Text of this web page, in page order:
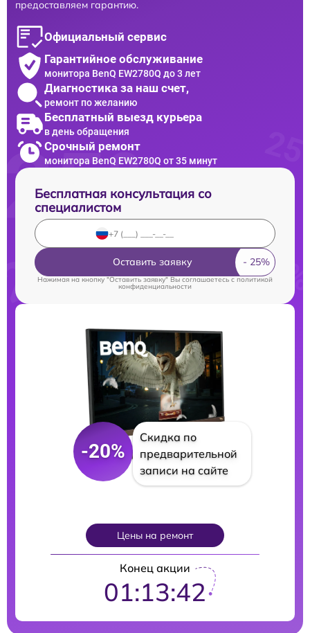
предоставляем гарантию.
Официальный сервис
Гарантийное обслуживание
монитора BenQ EW2780Q до 3 лет
Диагностика за наш счет,
ремонт по желанию
Бесплатный выезд курьера
в день обращения
Срочный ремонт
монитора BenQ EW2780Q от 35 минут
Бесплатная консультация со
специалистом
Оставить заявку
Нажимая на кнопку "Оставить заявку" Вы соглашаетесь cполитикой
конфиденциальности
-20%
Скидка по
предварительной
записи на сайте
Цены на ремонт
Конец акции
01:13:41